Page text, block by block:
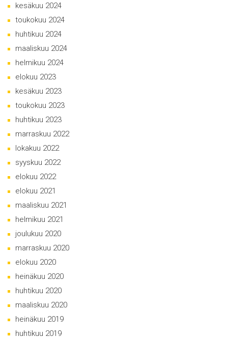
kesäkuu 2024
toukokuu 2024
huhtikuu 2024
maaliskuu 2024
helmikuu 2024
elokuu 2023
kesäkuu 2023
toukokuu 2023
huhtikuu 2023
marraskuu 2022
lokakuu 2022
syyskuu 2022
elokuu 2022
elokuu 2021
maaliskuu 2021
helmikuu 2021
joulukuu 2020
marraskuu 2020
elokuu 2020
heinäkuu 2020
huhtikuu 2020
maaliskuu 2020
heinäkuu 2019
huhtikuu 2019